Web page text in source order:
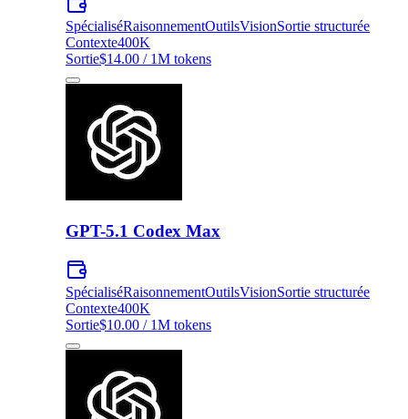
SpécialiséRaisonnementOutilsVisionSortie structurée
Contexte400K
Sortie$14.00 / 1M tokens
GPT-5.1 Codex Max
SpécialiséRaisonnementOutilsVisionSortie structurée
Contexte400K
Sortie$10.00 / 1M tokens